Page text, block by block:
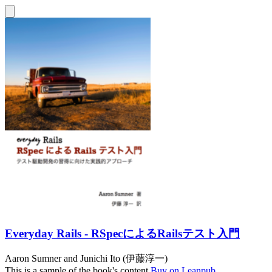
Everyday Rails - RSpecによるRailsテスト入門
Aaron Sumnerand Junichi Ito (伊藤淳一)